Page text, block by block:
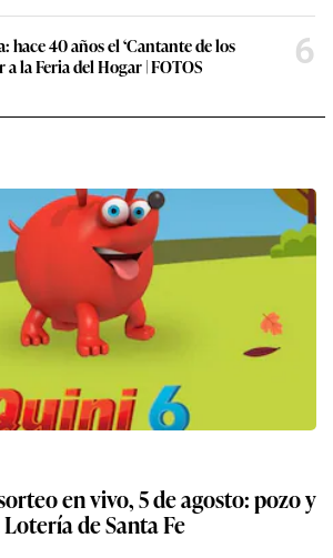
hace 40 años el ‘Cantante de los
la Feria del Hogar | FOTOS
6
en vivo, 5 de agosto: pozo y
de Santa Fe